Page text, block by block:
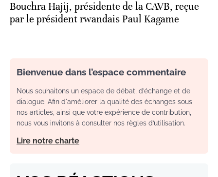
Bouchra Hajij, présidente de la CAVB, reçue
par le président rwandais Paul Kagame
Bienvenue dans l’espace commentaire
Nous souhaitons un espace de débat, d’échange et de
dialogue. Afin d'améliorer la qualité des échanges sous
nos articles, ainsi que votre expérience de contribution,
nous vous invitons à consulter nos règles d’utilisation.
Lire notre charte